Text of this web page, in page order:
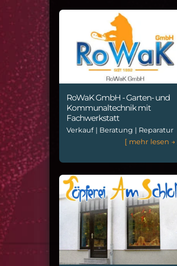
RoWaK GmbH - Garten- und
Kommunaltechnik mit
Fachwerkstatt
Verkauf | Beratung | Reparatur
[ mehr lesen →